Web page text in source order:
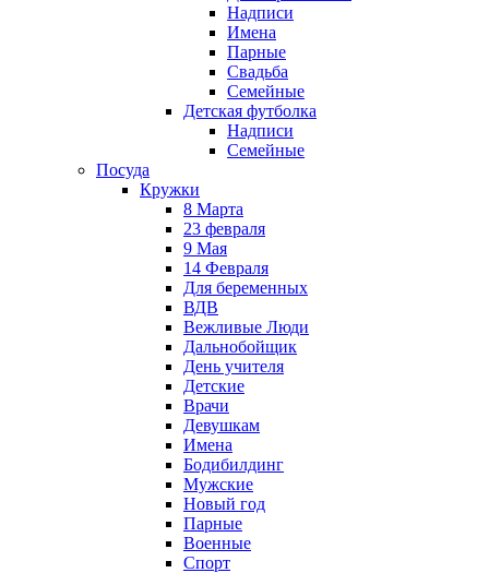
Надписи
Имена
Парные
Свадьба
Семейные
Детская футболка
Надписи
Семейные
Посуда
Кружки
8 Марта
23 февраля
9 Мая
14 Февраля
Для беременных
ВДВ
Вежливые Люди
Дальнобойщик
День учителя
Детские
Врачи
Девушкам
Имена
Бодибилдинг
Мужские
Новый год
Парные
Военные
Спорт